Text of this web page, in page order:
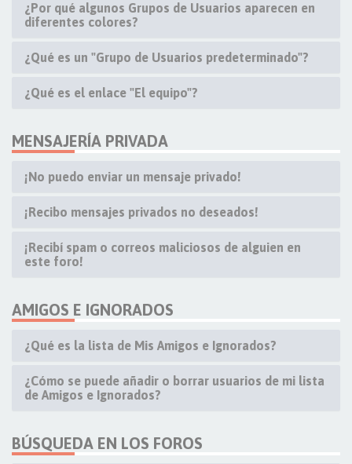
¿Por qué algunos Grupos de Usuarios aparecen en
diferentes colores?
¿Qué es un "Grupo de Usuarios predeterminado"?
¿Qué es el enlace "El equipo"?
MENSAJERÍA PRIVADA
¡No puedo enviar un mensaje privado!
¡Recibo mensajes privados no deseados!
¡Recibí spam o correos maliciosos de alguien en
este foro!
AMIGOS E IGNORADOS
¿Qué es la lista de Mis Amigos e Ignorados?
¿Cómo se puede añadir o borrar usuarios de mi lista
de Amigos e Ignorados?
BÚSQUEDA EN LOS FOROS